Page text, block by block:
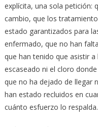
explícita, una sola petición:
cambio, que los
estado garantizados para
enfermado, que no han
que han tenido que asistir
escaseado ni el cloro
que no ha dejado de llegar
han estado recluidos en
cuánto esfuerzo lo respalda.